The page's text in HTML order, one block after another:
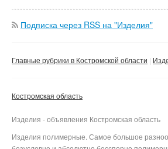
Подписка через RSS на "Изделия"
Главные рубрики в Костромской области
Костромская область
Изделия - объявления Костромская область
Изделия полимерные. Самое большое